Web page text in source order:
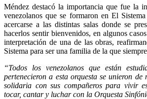
Méndez destacó la importancia que fue la
venezolanos que se formaron en El
acercarse a las distintas salas donde se
hacerlos sentir bienvenidos, en algunos
interpretación de una de las obras,
Sistema para ser una familia de la que
“Todos los venezolanos que están
pertenecieron a esta orquesta se unieron de
solidaria con sus compañeros para vivir
tocar, cantar y luchar con la Orquesta